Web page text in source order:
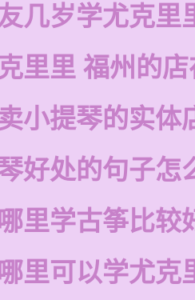
几岁学尤克里
里里 福州的
小提琴的实体
好处的句子怎
里学古筝比较
里可以学尤克